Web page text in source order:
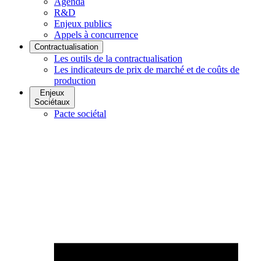
R&D
Enjeux publics
Appels à concurrence
Contractualisation
Les outils de la contractualisation
Les indicateurs de prix de marché et de coûts de
production
Enjeux
Sociétaux
Pacte sociétal